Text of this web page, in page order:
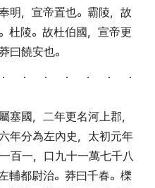
明， 宣帝置也。 霸陵， 故
。 杜陵。 故杜伯國， 宣帝更
曰饒安也。
． ． ． ． ． ．
塞國， 二年更名河上郡，
年分為左內史， 太初元年
百一， 口九十一萬七千八
輔都尉治。 莽曰千春。 櫟